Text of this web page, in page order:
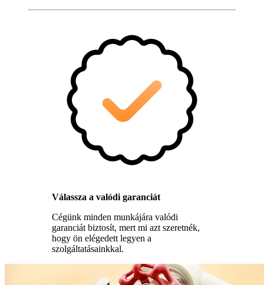
Válassza a valódi garanciát
Cégünk minden munkájára valódi
garanciát biztosít, mert mi azt szeretnék,
hogy ön elégedett legyen a
szolgáltatásainkkal.